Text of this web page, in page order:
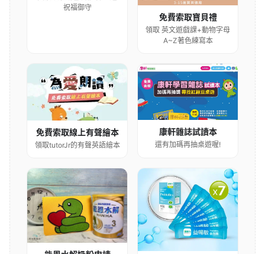
祝福御守
免費索取寶貝禮
領取 英文遊戲課+動物字母
A~Z著色練寫本
免費索取線上有聲繪本
領取tutorJr的有聲英語繪本
康軒雜誌試讀本
還有加碼再抽桌遊喔!